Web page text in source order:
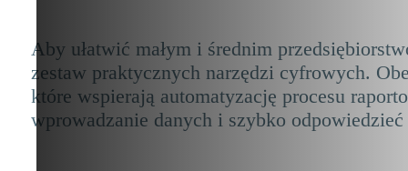
Aby ułatwić małym i średnim
zestaw praktycznych narzędzi cyfrowych.
które wspierają automatyzację procesu
wprowadzanie danych i szybko